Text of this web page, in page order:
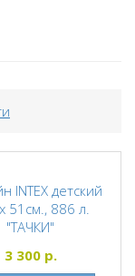
INTEX детский
51см., 886 л.
"ТАЧКИ"
INTEX
3 300р.